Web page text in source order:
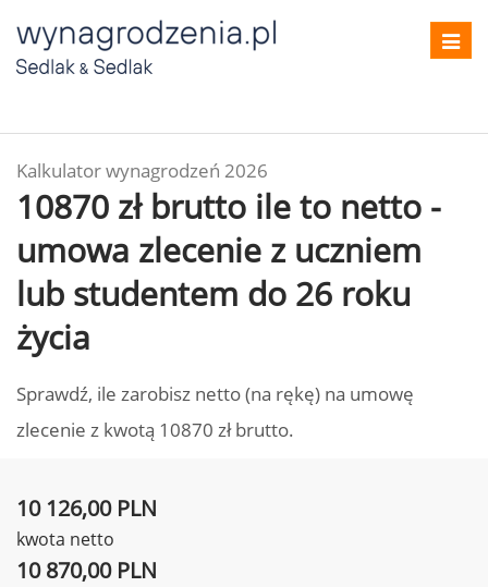
Kalkulator wynagrodzeń 2026
10870 zł brutto ile to netto -
umowa zlecenie z uczniem
lub studentem do 26 roku
życia
Sprawdź, ile zarobisz netto (na rękę) na umowę
zlecenie z kwotą 10870 zł brutto.
10 126,00 PLN
kwota netto
10 870,00 PLN